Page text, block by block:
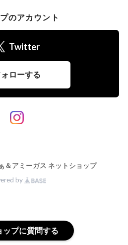
のアカウント
Twitter
ローする
＆アミーガス ネットショップ
by
ップに質問する